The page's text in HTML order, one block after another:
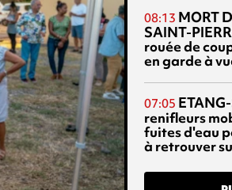
08:13 MORT
SAINT-
rouée de
en garde à
07:05
renifleurs
fuites d'eau
à retrouver